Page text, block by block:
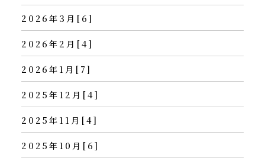
2026年3月[6]
2026年2月[4]
2026年1月[7]
2025年12月[4]
2025年11月[4]
2025年10月[6]